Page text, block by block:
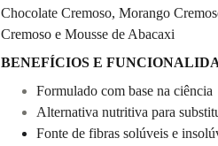
Chocolate Cremoso, Morango
Cremoso e Mousse de Abacaxi
BENEFÍCIOS E
Formulado com base na ciência
Alternativa nutritiva para
Fonte de fibras solúveis e